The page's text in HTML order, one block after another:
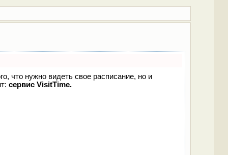
что нужно видеть свое расписание, но и
сервис VisitTime.